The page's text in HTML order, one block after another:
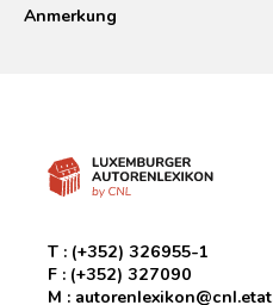
Anmerkung
T : (+352) 326955-1
F : (+352) 327090
M :